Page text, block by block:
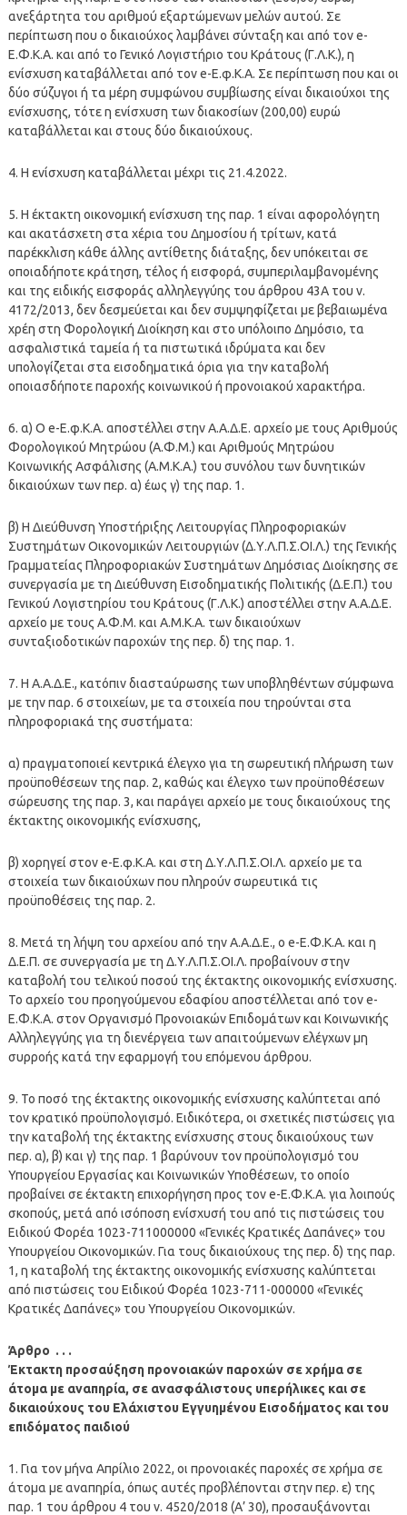
ανεξάρτητα του αριθμού εξαρτώμενων μελών αυτού. Σε
περίπτωση που ο δικαιούχος λαμβάνει σύνταξη και από τον e-
Ε.Φ.Κ.Α. και από το Γενικό Λογιστήριο του Κράτους (Γ.Λ.Κ.), η
ενίσχυση καταβάλλεται από τον e-Ε.φ.Κ.Α. Σε περίπτωση που και οι
δύο σύζυγοι ή τα μέρη συμφώνου συμβίωσης είναι δικαιούχοι της
ενίσχυσης, τότε η ενίσχυση των διακοσίων (200,00) ευρώ
καταβάλλεται και στους δύο δικαιούχους.
4. Η ενίσχυση καταβάλλεται μέχρι τις 21.4.2022.
5. Η έκτακτη οικονομική ενίσχυση της παρ. 1 είναι αφορολόγητη
και ακατάσχετη στα χέρια του Δημοσίου ή τρίτων, κατά
παρέκκλιση κάθε άλλης αντίθετης διάταξης, δεν υπόκειται σε
οποιαδήποτε κράτηση, τέλος ή εισφορά, συμπεριλαμβανομένης
και της ειδικής εισφοράς αλληλεγγύης του άρθρου 43Α του ν.
4172/2013, δεν δεσμεύεται και δεν συμψηφίζεται με βεβαιωμένα
χρέη στη Φορολογική Διοίκηση και στο υπόλοιπο Δημόσιο, τα
ασφαλιστικά ταμεία ή τα πιστωτικά ιδρύματα και δεν
υπολογίζεται στα εισοδηματικά όρια για την καταβολή
οποιασδήποτε παροχής κοινωνικού ή προνοιακού χαρακτήρα.
6. α) Ο e-Ε.φ.Κ.Α. αποστέλλει στην Α.Α.Δ.Ε. αρχείο με τους Αριθμούς
Φορολογικού Μητρώου (Α.Φ.Μ.) και Αριθμούς Μητρώου
Κοινωνικής Ασφάλισης (Α.Μ.Κ.Α.) του συνόλου των δυνητικών
δικαιούχων των περ. α) έως γ) της παρ. 1.
β) Η Διεύθυνση Υποστήριξης Λειτουργίας Πληροφοριακών
Συστημάτων Οικονομικών Λειτουργιών (Δ.Υ.Λ.Π.Σ.ΟΙ.Λ.) της Γενικής
Γραμματείας Πληροφοριακών Συστημάτων Δημόσιας Διοίκησης σε
συνεργασία με τη Διεύθυνση Εισοδηματικής Πολιτικής (Δ.Ε.Π.) του
Γενικού Λογιστηρίου του Κράτους (Γ.Λ.Κ.) αποστέλλει στην Α.Α.Δ.Ε.
αρχείο με τους Α.Φ.Μ. και Α.Μ.Κ.Α. των δικαιούχων
συνταξιοδοτικών παροχών της περ. δ) της παρ. 1.
7. Η Α.Α.Δ.Ε., κατόπιν διασταύρωσης των υποβληθέντων σύμφωνα
με την παρ. 6 στοιχείων, με τα στοιχεία που τηρούνται στα
πληροφοριακά της συστήματα:
α) πραγματοποιεί κεντρικά έλεγχο για τη σωρευτική πλήρωση των
προϋποθέσεων της παρ. 2, καθώς και έλεγχο των προϋποθέσεων
σώρευσης της παρ. 3, και παράγει αρχείο με τους δικαιούχους της
έκτακτης οικονομικής ενίσχυσης,
β) χορηγεί στον e-Ε.φ.Κ.Α. και στη Δ.Υ.Λ.Π.Σ.ΟΙ.Λ. αρχείο με τα
στοιχεία των δικαιούχων που πληρούν σωρευτικά τις
προϋποθέσεις της παρ. 2.
8. Μετά τη λήψη του αρχείου από την Α.Α.Δ.Ε., ο e-Ε.Φ.Κ.Α. και η
Δ.Ε.Π. σε συνεργασία με τη Δ.Υ.Λ.Π.Σ.ΟΙ.Λ. προβαίνουν στην
καταβολή του τελικού ποσού της έκτακτης οικονομικής ενίσχυσης.
Το αρχείο του προηγούμενου εδαφίου αποστέλλεται από τον e-
Ε.Φ.Κ.Α. στον Οργανισμό Προνοιακών Επιδομάτων και Κοινωνικής
Αλληλεγγύης για τη διενέργεια των απαιτούμενων ελέγχων μη
συρροής κατά την εφαρμογή του επόμενου άρθρου.
9. Το ποσό της έκτακτης οικονομικής ενίσχυσης καλύπτεται από
τον κρατικό προϋπολογισμό. Ειδικότερα, οι σχετικές πιστώσεις για
την καταβολή της έκτακτης ενίσχυσης στους δικαιούχους των
περ. α), β) και γ) της παρ. 1 βαρύνουν τον προϋπολογισμό του
Υπουργείου Εργασίας και Κοινωνικών Υποθέσεων, το οποίο
προβαίνει σε έκτακτη επιχορήγηση προς τον e-Ε.Φ.Κ.Α. για λοιπούς
σκοπούς, μετά από ισόποση ενίσχυσή του από τις πιστώσεις του
Ειδικού Φορέα 1023-711000000 «Γενικές Κρατικές Δαπάνες» του
Υπουργείου Οικονομικών. Για τους δικαιούχους της περ. δ) της παρ.
1, η καταβολή της έκτακτης οικονομικής ενίσχυσης καλύπτεται
από πιστώσεις του Ειδικού Φορέα 1023-711-000000 «Γενικές
Κρατικές Δαπάνες» του Υπουργείου Οικονομικών.
Άρθρο . . .
Έκτακτη προσαύξηση προνοιακών παροχών σε χρήμα σε
άτομα με αναπηρία, σε ανασφάλιστους υπερήλικες και σε
δικαιούχους του Ελάχιστου Εγγυημένου Εισοδήματος και του
επιδόματος παιδιού
1. Για τον μήνα Απρίλιο 2022, οι προνοιακές παροχές σε χρήμα σε
άτομα με αναπηρία, όπως αυτές προβλέπονται στην περ. ε) της
παρ. 1 του άρθρου 4 του ν. 4520/2018 (Α’ 30), προσαυξάνονται